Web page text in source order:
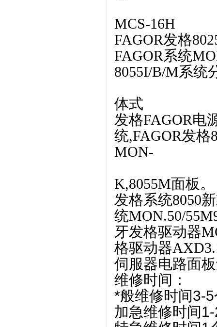
MCS-16H
FAGOR发格
FAGOR系统
8055I/B/M系统
体式
发格FAGOR电
统,FAGOR发格
MON-
K,8055M面板
发格系统8050
统MON.50/
牙发格驱动器
格驱动器
伺服器电路面
维修时间：
*般维修时间3-
加急维修时间